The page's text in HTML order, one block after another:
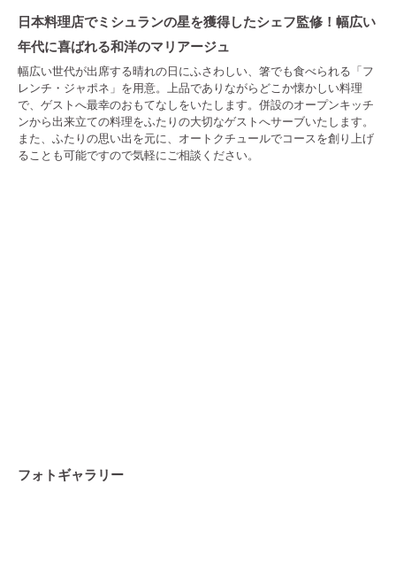
日本料理店でミシュランの星を獲得したシェフ監修！幅広い
年代に喜ばれる和洋のマリアージュ
幅広い世代が出席する晴れの日にふさわしい、箸でも食べられる「フ
レンチ・ジャポネ」を用意。上品でありながらどこか懐かしい料理
で、ゲストへ最幸のおもてなしをいたします。併設のオープンキッチ
ンから出来立ての料理をふたりの大切なゲストへサーブいたします。
また、ふたりの思い出を元に、オートクチュールでコースを創り上げ
ることも可能ですので気軽にご相談ください。
フォトギャラリー